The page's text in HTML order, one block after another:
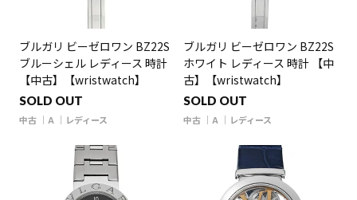
ブルガリ ビーゼロワン BZ22S
ブルーシェル レディース 時計
【中古】【wristwatch】
SOLD OUT
中古 A レディース
ブルガリ ビーゼロワン BZ22S
ホワイト レディース 時計 【中
古】【wristwatch】
SOLD OUT
中古 A レディース